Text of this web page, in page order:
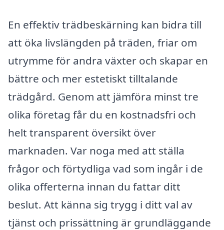
En effektiv trädbeskärning kan bidra till
att öka livslängden på träden, friar om
utrymme för andra växter och skapar en
bättre och mer estetiskt tilltalande
trädgård. Genom att jämföra minst tre
olika företag får du en kostnadsfri och
helt transparent översikt över
marknaden. Var noga med att ställa
frågor och förtydliga vad som ingår i de
olika offerterna innan du fattar ditt
beslut. Att känna sig trygg i ditt val av
tjänst och prissättning är grundläggande